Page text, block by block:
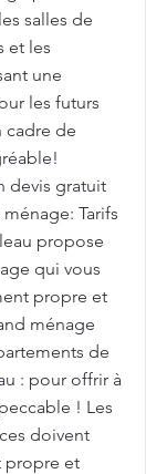
salles de
et les
une
les futurs
cadre de
devis gratuit
Tarifs
propose
qui vous
propre et
ménage
de
: pour offrir à
! Les
doivent
propre et